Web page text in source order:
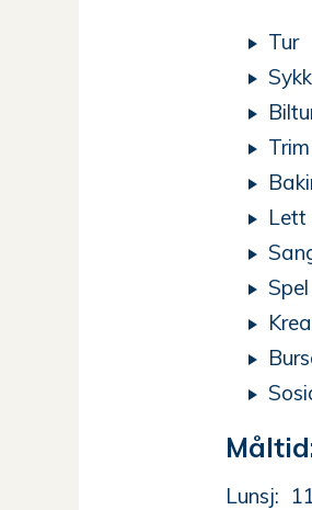
Tur
Trim
Lett
Spel
Lunsj: